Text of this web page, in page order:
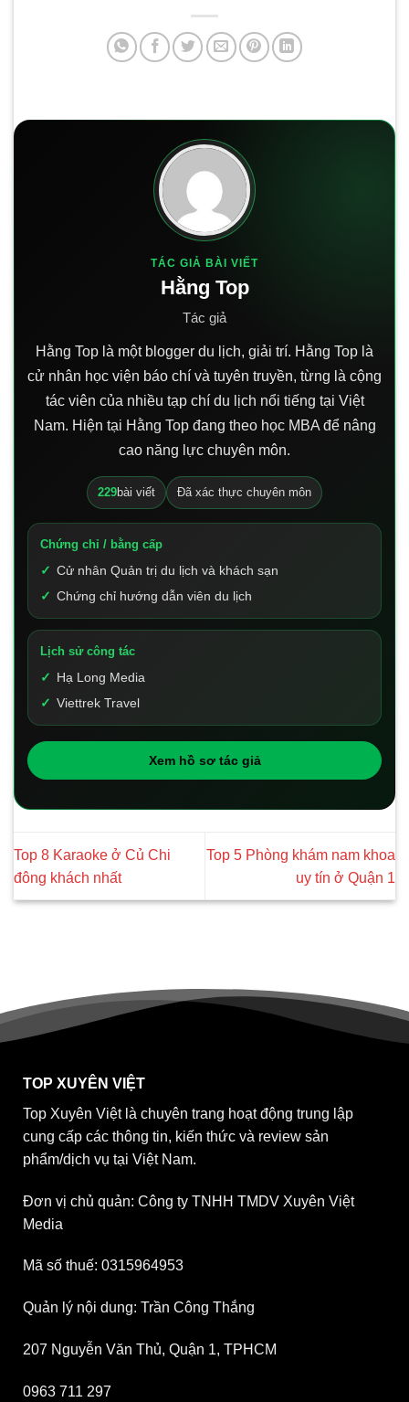
TÁC GIẢ BÀI VIẾT
Hằng Top
Tác giả
Hằng Top là một blogger du lịch, giải trí. Hằng Top là
cử nhân học viện báo chí và tuyên truyền, từng là cộng
tác viên của nhiều tạp chí du lịch nổi tiếng tại Việt
Nam. Hiện tại Hằng Top đang theo học MBA để nâng
cao năng lực chuyên môn.
229bài viết Đã xác thực chuyên môn
Chứng chỉ / bằng cấp
Cử nhân Quản trị du lịch và khách sạn
Chứng chỉ hướng dẫn viên du lịch
Lịch sử công tác
Hạ Long Media
Viettrek Travel
Xem hồ sơ tác giả
Top 8 Karaoke ở Củ Chi
đông khách nhất
Top 5 Phòng khám nam khoa
uy tín ở Quận 1
TOP XUYÊN VIỆT
Top Xuyên Việt là chuyên trang hoạt động trung lập
cung cấp các thông tin, kiến thức và review sản
phẩm/dịch vụ tại Việt Nam.
Đơn vị chủ quản: Công ty TNHH TMDV Xuyên Việt
Media
Mã số thuế: 0315964953
Quản lý nội dung: Trần Công Thắng
207 Nguyễn Văn Thủ, Quận 1, TPHCM
0963 711 297